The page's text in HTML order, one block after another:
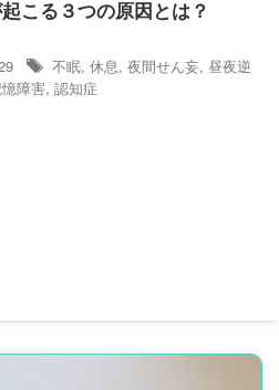
こる３つの原因とは？
不眠, 休息, 夜間せん妄, 昼夜逆
障害, 認知症